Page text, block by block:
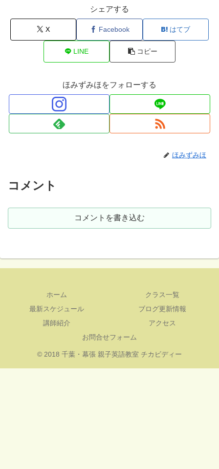
シェアする
X Facebook はてブ
LINE コピー
ほみずみほをフォローする
ほみずみほ
コメント
コメントを書き込む
ホーム
クラス一覧
最新スケジュール
ブログ更新情報
講師紹介
アクセス
お問合せフォーム
© 2018 千葉・幕張 親子英語教室 チカビディー